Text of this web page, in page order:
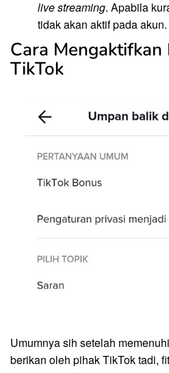
live streaming. Apabila
tidak akan aktif pada akun.
Cara Mengaktifkan
TikTok
Umumnya sih setelah
berikan oleh pihak TikTok tadi,